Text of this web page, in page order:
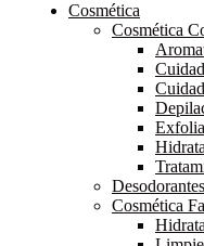
Cosmética
Cosmética
Desodorantes
Cosmética